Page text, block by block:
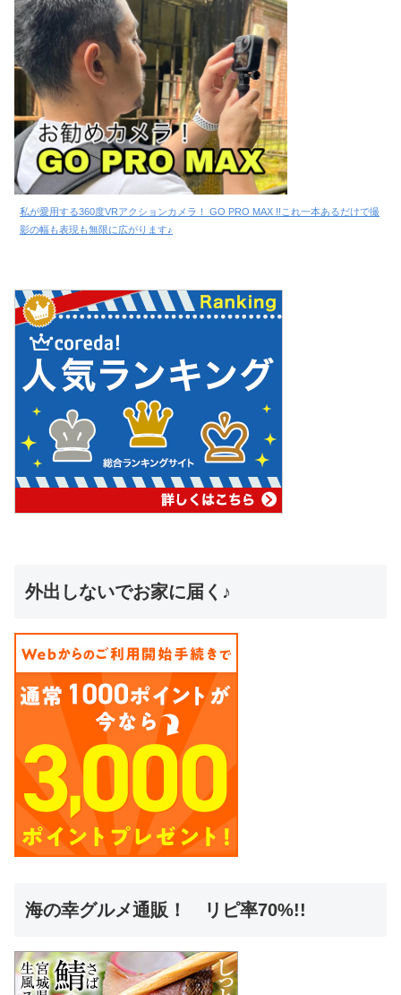
私が愛用する360度VRアクションカメラ！ GO PRO MAX !!これ一本あるだけで撮
影の幅も表現も無限に広がります♪
外出しないでお家に届く♪
海の幸グルメ通販！ リピ率70%!!